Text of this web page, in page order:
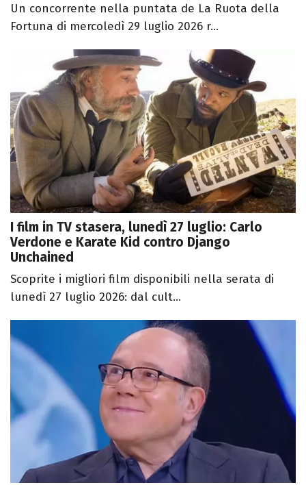
Un concorrente nella puntata de La Ruota della
Fortuna di mercoledì 29 luglio 2026 r...
I film in TV stasera, lunedì 27 luglio: Carlo
Verdone e Karate Kid contro Django
Unchained
Scoprite i migliori film disponibili nella serata di
lunedì 27 luglio 2026: dal cult...